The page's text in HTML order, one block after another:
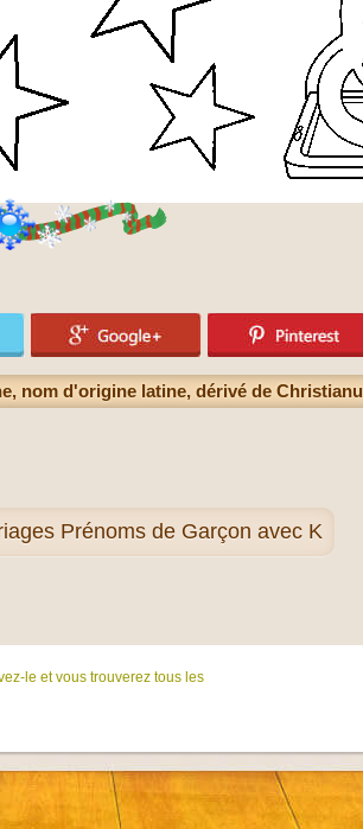
nom d'origine latine, dérivé de
Prénoms de Garçon avec K
le et vous trouverez tous les